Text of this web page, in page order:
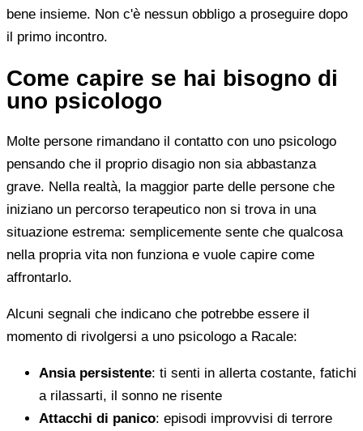
bene insieme. Non c'è nessun obbligo a proseguire dopo
il primo incontro.
Come capire se hai bisogno di
uno psicologo
Molte persone rimandano il contatto con uno psicologo
pensando che il proprio disagio non sia abbastanza
grave. Nella realtà, la maggior parte delle persone che
iniziano un percorso terapeutico non si trova in una
situazione estrema: semplicemente sente che qualcosa
nella propria vita non funziona e vuole capire come
affrontarlo.
Alcuni segnali che indicano che potrebbe essere il
momento di rivolgersi a uno psicologo a Racale:
Ansia persistente: ti senti in allerta costante, fatichi
a rilassarti, il sonno ne risente
Attacchi di panico: episodi improvvisi di terrore